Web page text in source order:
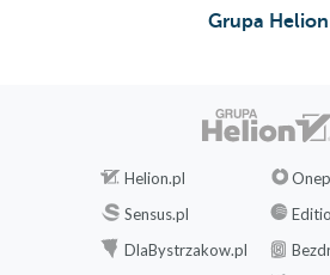
Grupa Helion
Helion.pl
Sensus.pl
DlaBystrzakow.pl